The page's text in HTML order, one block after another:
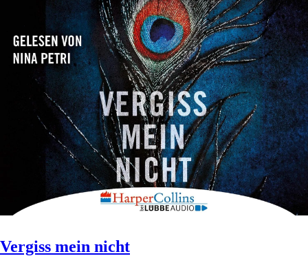
Vergiss mein nicht